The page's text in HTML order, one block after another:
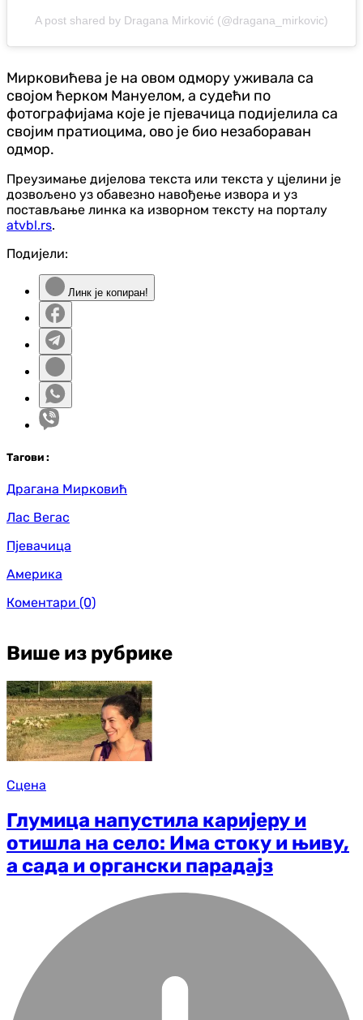
A post shared by Dragana Mirković (@dragana_mirkovic)
Мирковићева је на овом одмору уживала са
својом ћерком Мануелом, а судећи по
фотографијама које је пјевачица подијелила са
својим пратиоцима, ово је био незабораван
одмор.
Преузимање дијелова текста или текста у цјелини је
дозвољено уз обавезно навођење извора и уз
постављање линка ка изворном тексту на порталу
atvbl.rs.
Подијели:
Линк је копиран!
Тагови :
Драгана Мирковић
Лас Вегас
Пјевачица
Америка
Коментари (0)
Више из рубрике
Сцена
Глумица напустила каријеру и
отишла на село: Има стоку и њиву,
а сада и органски парадајз